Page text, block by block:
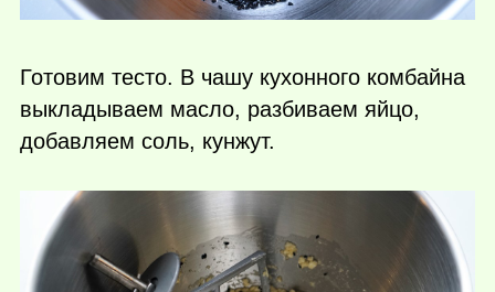
Готовим тесто. В чашу кухонного комбайна
выкладываем масло, разбиваем яйцо,
добавляем соль, кунжут.